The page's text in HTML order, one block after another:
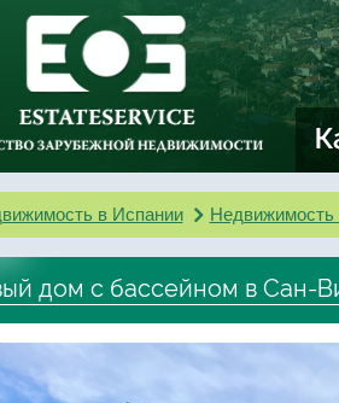
в Испании Недвижимость
дом с бассейном в Сан-